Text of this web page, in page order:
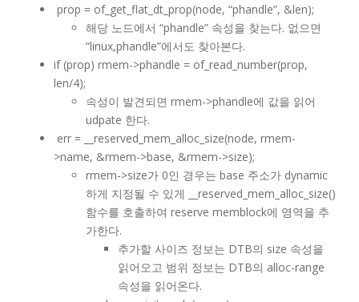
prop = of_get_flat_dt_prop(node, “phandle”, &len);
해당 노드에서 “phandle” 속성을 찾는다. 없으면
“linux,phandle”에서도 찾아본다.
if (prop) rmem->phandle = of_read_number(prop,
len/4);
속성이 발견되면 rmem->phandle에 값을 읽어
udpate 한다.
err = __reserved_mem_alloc_size(node, rmem-
>name, &rmem->base, &rmem->size);
rmem->size가 0인 경우는 base 주소가 dynamic
하게 지정될 수 있게 __reserved_mem_alloc_size()
함수를 호출하여 reserve memblock에 영역을 추
가한다.
추가할 사이즈 정보는 DTB의 size 속성을
읽어오고 범위 정보는 DTB의 alloc-range
속성을 읽어온다.